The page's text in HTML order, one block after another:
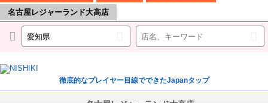
名古屋レジャーランド大高店
徹底的なプレイヤー目線でできたJapanタップ